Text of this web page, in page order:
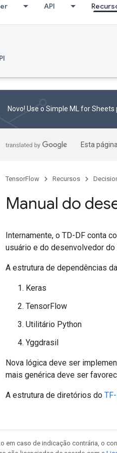
API
Novo! Use o Simple ML for
Esta
TensorFlow Recursos
Manual do
Internamente, o TD-DF conta
usuário e do desenvolvedor
A estrutura de dependências
Keras
TensorFlow
Utilitário Python
Yggdrasil
Nova lógica deve ser
mais genérica deve ser
A estrutura de diretórios do
em caso de indicação contrária, o